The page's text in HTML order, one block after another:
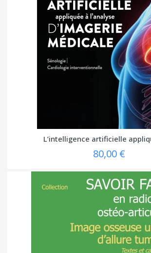
L’intelligence artificielle
80,00 €